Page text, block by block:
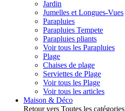
Jardin
Jumelles et Longues-Vues
Parapluies
Parapluies Tempete
Parapluies pliants
Voir tous les Parapluies
Plage
Chaises de plage
Serviettes de Plage
Voir tous les Plage
Voir tous les articles
Maison & Déco
Retour vers Toutes les catégories